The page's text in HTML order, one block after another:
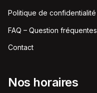
Politique de confidentialité
FAQ – Question fréquentes
Contact
Nos horaires